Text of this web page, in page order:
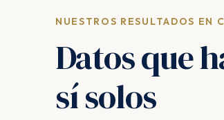
NUESTROS RESULTADOS EN
Datos que
sí solos